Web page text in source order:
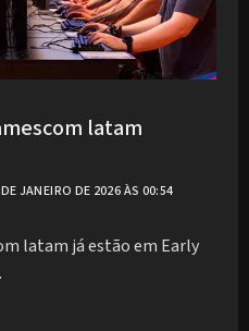
latam
JANEIRO DE 2026 ÀS 00:54
latam já estão em Early